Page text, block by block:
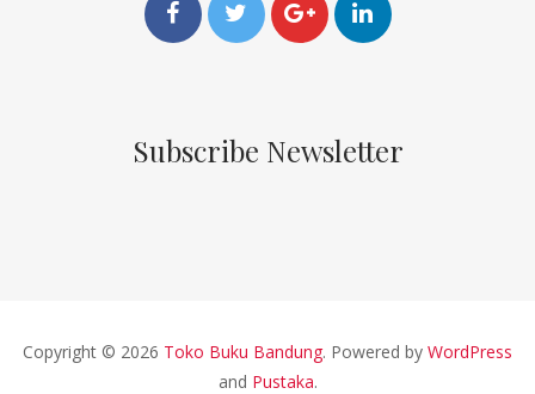
Subscribe Newsletter
Copyright © 2026 Toko Buku Bandung. Powered by WordPress
and Pustaka.